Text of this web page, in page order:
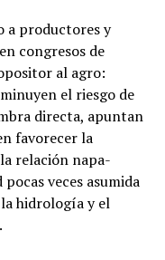
a productores y
congresos de
al agro:
el riesgo de
directa, apuntan
favorecer la
relación napa-
veces asumida
hidrología y el